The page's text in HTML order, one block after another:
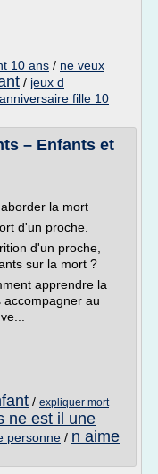
10 ans / ne veux
/ jeux d
fille 10
– Enfants et
la mort
d'un proche.
d'un proche,
sur la mort ?
apprendre la
accompagner au
/ expliquer mort
ne est il une
personne / n aime